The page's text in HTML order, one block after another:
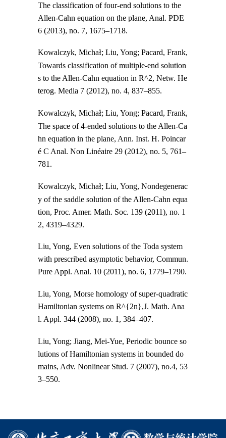
The classification of four-end solutions to the
Allen-Cahn equation on the plane, Anal. PDE
6 (2013), no. 7, 1675–1718.
Kowalczyk, Michał; Liu, Yong; Pacard, Frank,
Towards classification of multiple-end solution
s to the Allen-Cahn equation in R^2, Netw. He
terog. Media 7 (2012), no. 4, 837–855.
Kowalczyk, Michał; Liu, Yong; Pacard, Frank,
The space of 4-ended solutions to the Allen-Ca
hn equation in the plane, Ann. Inst. H. Poincar
é C Anal. Non Linéaire 29 (2012), no. 5, 761–
781.
Kowalczyk, Michał; Liu, Yong, Nondegenerac
y of the saddle solution of the Allen-Cahn equa
tion, Proc. Amer. Math. Soc. 139 (2011), no. 1
2, 4319–4329.
Liu, Yong, Even solutions of the Toda system
with prescribed asymptotic behavior, Commun.
Pure Appl. Anal. 10 (2011), no. 6, 1779–1790.
Liu, Yong, Morse homology of super-quadratic
Hamiltonian systems on R^{2n},J. Math. Ana
l. Appl. 344 (2008), no. 1, 384–407.
Liu, Yong; Jiang, Mei-Yue, Periodic bounce so
lutions of Hamiltonian systems in bounded do
mains, Adv. Nonlinear Stud. 7 (2007), no.4, 53
3–550.